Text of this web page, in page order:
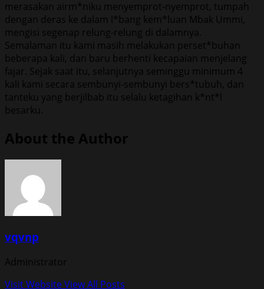
merasakan airm*niku menyemprot-nyemprot, tumpah
dengan deras ke dalam l*bang kem*luan Mbak Ummi,
mengisi segenap relung-relung di dalamnya.
Semalaman itu kami masih melakukan perset*buhan
beberapa kali, dan baru berhenti kecapaian menjelang
fajar. Sejak saat itu, selanjutnya seminggu minimum 4
kali kami secara sembunyi-sembunyi bers*tubuh, dan
tanteku yang berjilbab itu selalu ketagihan k*nt*l
besarku.
About the Author
vqvnp
Administrator
Visit WebsiteView All Posts